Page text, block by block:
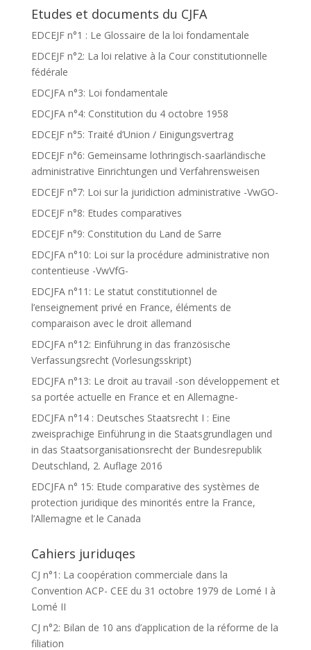
Etudes et documents du CJFA
EDCEJF n°1 : Le Glossaire de la loi fondamentale
EDCEJF n°2: La loi relative à la Cour constitutionnelle
fédérale
EDCJFA n°3: Loi fondamentale
EDCJFA n°4: Constitution du 4 octobre 1958
EDCEJF n°5: Traité d’Union / Einigungsvertrag
EDCEJF n°6: Gemeinsame lothringisch-saarländische
administrative Einrichtungen und Verfahrensweisen
EDCEJF n°7: Loi sur la juridiction administrative -VwGO-
EDCEJF n°8: Etudes comparatives
EDCEJF n°9: Constitution du Land de Sarre
EDCJFA n°10: Loi sur la procédure administrative non
contentieuse -VwVfG-
EDCJFA n°11: Le statut constitutionnel de
l’enseignement privé en France, éléments de
comparaison avec le droit allemand
EDCJFA n°12: Einführung in das französische
Verfassungsrecht (Vorlesungsskript)
EDCJFA n°13: Le droit au travail -son développement et
sa portée actuelle en France et en Allemagne-
EDCJFA n°14 : Deutsches Staatsrecht I : Eine
zweisprachige Einführung in die Staatsgrundlagen und
in das Staatsorganisationsrecht der Bundesrepublik
Deutschland, 2. Auflage 2016
EDCJFA n° 15: Etude comparative des systèmes de
protection juridique des minorités entre la France,
l’Allemagne et le Canada
Cahiers juriduqes
CJ n°1: La coopération commerciale dans la
Convention ACP- CEE du 31 octobre 1979 de Lomé I à
Lomé II
CJ n°2: Bilan de 10 ans d’application de la réforme de la
filiation